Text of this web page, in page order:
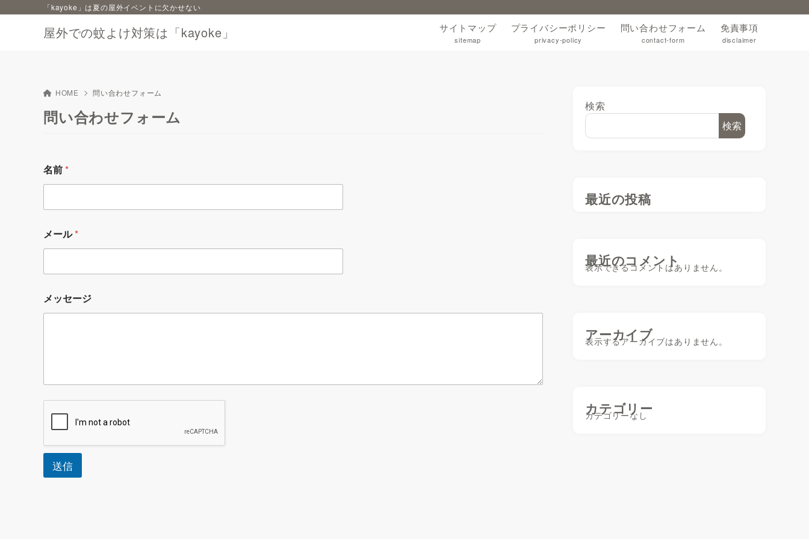
屋外での蚊よけ対策は「kayoke」
「kayoke」は夏の屋外イベントに欠かせない
サイトマップ
sitemap
プライバシーポリシー
privacy-policy
問い合わせフォーム
contact-form
免責事項
disclaimer
HOME 問い合わせフォーム
問い合わせフォーム
名前*
メール*
メッセージ
送信
検索
検索
最近の投稿
最近のコメント
表示できるコメントはありません。
アーカイブ
表示するアーカイブはありません。
カテゴリー
カテゴリーなし